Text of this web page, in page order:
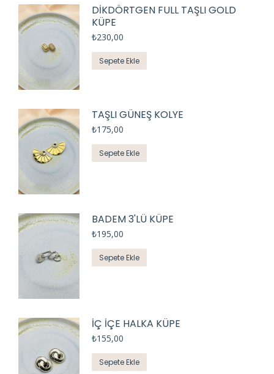
DİKDÖRTGEN FULL TAŞLI GOLD
KÜPE
₺230,00
Sepete Ekle
TAŞLI GÜNEŞ KOLYE
₺175,00
Sepete Ekle
BADEM 3'LÜ KÜPE
₺195,00
Sepete Ekle
İÇ İÇE HALKA KÜPE
₺155,00
Sepete Ekle